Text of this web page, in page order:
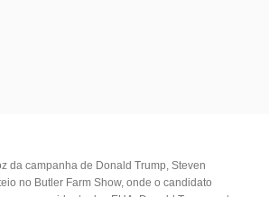
da campanha de Donald Trump, Steven
no Butler Farm Show, onde o candidato